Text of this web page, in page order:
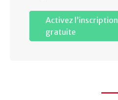
Activez l’inscription
gratuite